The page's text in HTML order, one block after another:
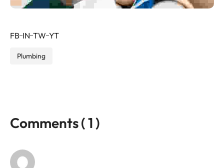
Plumbing
FB IN TW YT
Comments ( 1 )